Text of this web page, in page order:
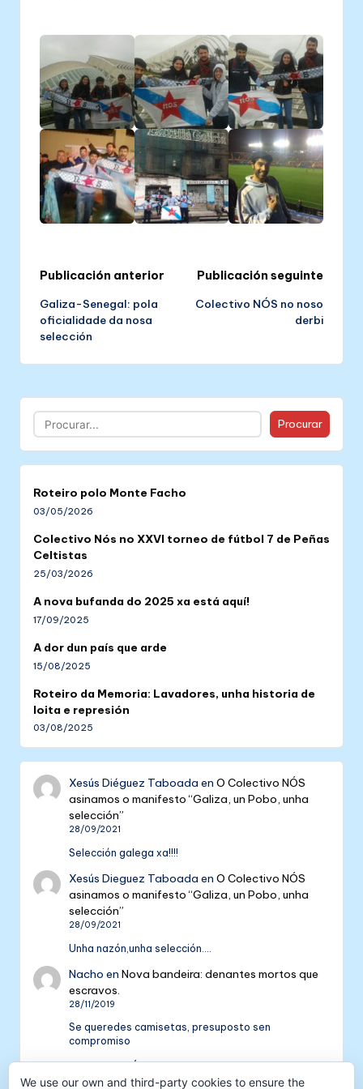
Post
navigation
Publicación anterior
Galiza-Senegal: pola
oficialidade da nosa
selección
Publicación seguinte
Colectivo NÓS no noso
derbi
Buscar Procurar
Roteiro polo Monte Facho
03/05/2026
Colectivo Nós no XXVI torneo de fútbol 7 de Peñas
Celtistas
25/03/2026
A nova bufanda do 2025 xa está aquí!
17/09/2025
A dor dun país que arde
15/08/2025
Roteiro da Memoria: Lavadores, unha historia de
loita e represión
03/08/2025
Xesús Diéguez Taboada enO Colectivo NÓS
asinamos o manifesto “Galiza, un Pobo, unha
selección”
28/09/2021
Selección galega xa!!!!
Xesús Dieguez Taboada enO Colectivo NÓS
asinamos o manifesto “Galiza, un Pobo, unha
selección”
28/09/2021
Unha nazón,unha selección....
Nacho enNova bandeira: denantes mortos que
escravos.
28/11/2019
Se queredes camisetas, presuposto sen
compromiso
Colectivo NÓS: 5 anos de galeguismo e celtismo
| Colectivo NósenV Aniversario do Colectivo
We use our own and third-party cookies to ensure the